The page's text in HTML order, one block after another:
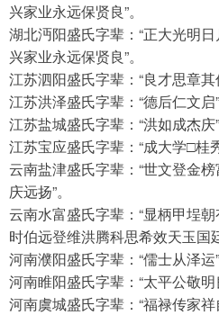
兴家业永远保贤良”。
湖北沔阳盛氏字辈：“正大光明
兴家业永远保贤良”。
江苏泗阳盛氏字辈：“良才思章其
江苏洪泽盛氏字辈：“德后仁文启”
江苏盐城盛氏字辈：“洪如成杰庆”
江苏宝应盛氏字辈：“成大学□桂秀
云南盐津盛氏字辈：“世文登金
庆远扬”。
云南水富盛氏字辈：“显柄甲埕
时伯远登维洪腾科思希效天玉国廷
河南濮阳盛氏字辈：“儒士从泽运”
河南睢阳盛氏字辈：“太平公敬明
河南虞城盛氏字辈：“福禄传家祥